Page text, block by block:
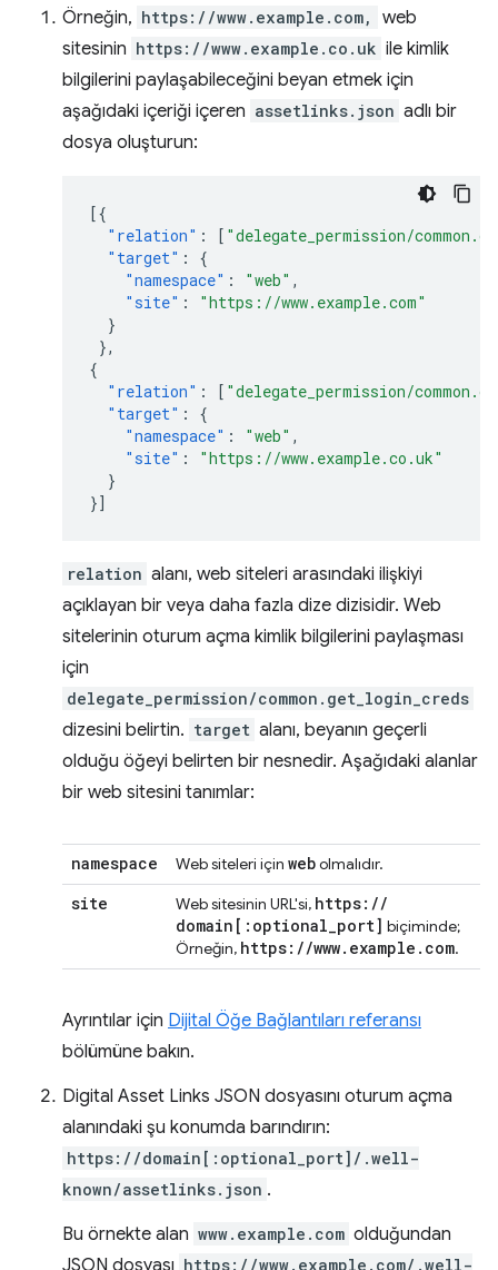
Örneğin, https://www.example.com,
web
sitesinin https://www.example.co.uk ile kimlik
bilgilerini paylaşabileceğini beyan etmek için
aşağıdaki içeriği içeren assetlinks.json adlı bir
dosya oluşturun:
[{
"relation" : [ "delegate_permission/
"target" :
{
"namespace" : "web" ,
"site" :
"https://www.example.com"
}
},
{
"relation" : [ "delegate_permission/
"target" :
{
"namespace" : "web" ,
"site" :
"https://www.example.co.uk"
}
}]
relation alanı, web siteleri arasındaki ilişkiyi
açıklayan bir veya daha fazla dize dizisidir. Web
sitelerinin oturum açma kimlik bilgilerini paylaşması
için
delegate_permission/common.get_login_creds
dizesini belirtin. target alanı, beyanın geçerli
olduğu öğeyi belirten bir nesnedir. Aşağıdaki alanlar
bir web sitesini tanımlar:
namespace Web siteleri için webolmalıdır.
site Web sitesinin URL'si, https: //
domain [: optional_port] biçiminde;
Örneğin, https: //www. example . com.
Ayrıntılar için Dijital Öğe Bağlantıları referansı
bölümüne bakın.
Digital Asset Links JSON dosyasını oturum açma
alanındaki şu konumda barındırın:
https://domain[:optional_port]/.well-
known/assetlinks.json .
Bu örnekte alan www.example.com olduğundan
JSON dosyası https://www.example.com/.well-